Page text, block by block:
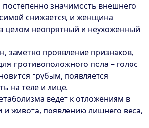
постепенно значимость внешнего
снижается, и женщина
целом неопрятный и неухоженный
заметно проявление признаков,
противоположного пола – голос
грубым, появляется
на теле и лице.
ведет к отложениям в
и живота, появлению лишнего веса,